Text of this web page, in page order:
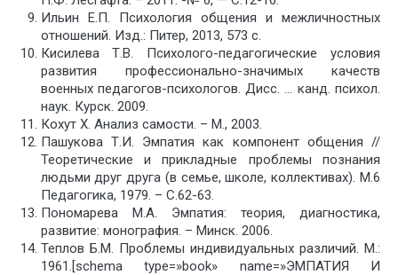
Ильин Е.П. Психология общения и межличностных
отношений. Изд.: Питер, 2013, 573 с.
Кисилева Т.В. Психолого-педагогические условия
развития профессионально-значимых качеств
военных педагогов-психологов. Дисс. … канд. психол.
наук. Курск. 2009.
Кохут Х. Анализ самости. – М., 2003.
Пашукова Т.И. Эмпатия как компонент общения //
Теоретические и прикладные проблемы познания
людьми друг друга (в семье, школе, коллективах). М.6
Педагогика, 1979. – С.62-63.
Пономарева М.А. Эмпатия: теория, диагностика,
развитие: монография. – Минск. 2006.
Теплов Б.М. Проблемы индивидуальных различий. М.:
1961.[schema type=»book» name=»ЭМПАТИЯ И